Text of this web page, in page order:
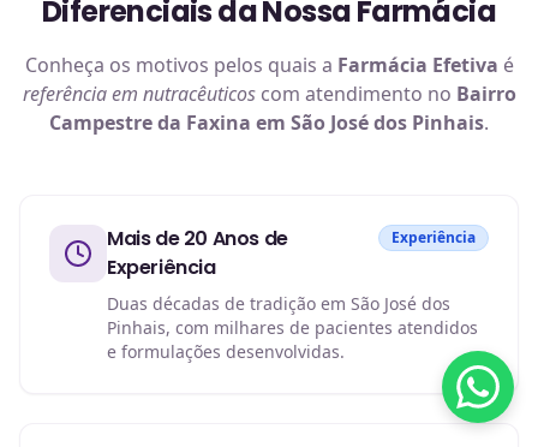
Diferenciais da Nossa Farmácia
Conheça os motivos pelos quais a Farmácia Efetiva é
referência em nutracêuticoscom atendimento no Bairro
Campestre da Faxina em São José dos Pinhais.
Mais de 20 Anos de
Experiência
Experiência
Duas décadas de tradição em São José dos
Pinhais, com milhares de pacientes atendidos
e formulações desenvolvidas.